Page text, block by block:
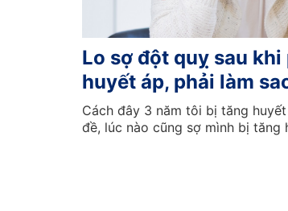
Lo sợ đột quỵ sau
huyết áp, phải làm
Cách đây 3 năm tôi bị tăng
đề, lúc nào cũng sợ mình bị tăng